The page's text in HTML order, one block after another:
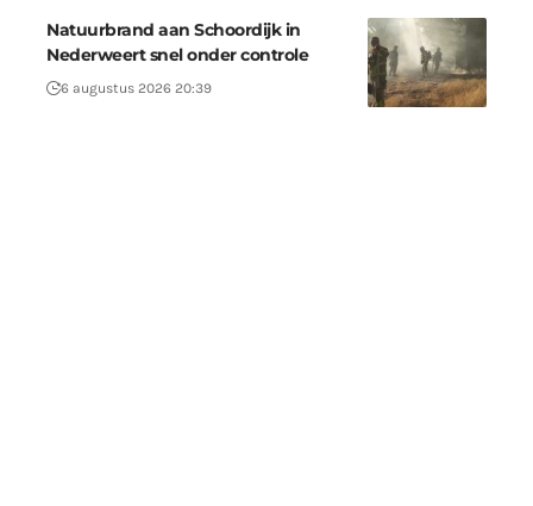
Natuurbrand aan Schoordijk in
Nederweert snel onder controle
6 augustus 2026 20:39